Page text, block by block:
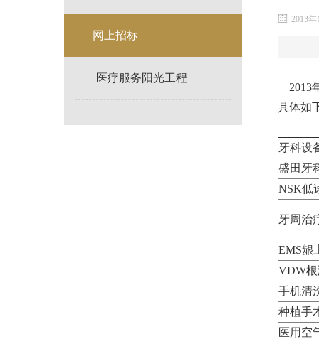
网上招标
医疗服务阳光工程
2013
2013
具体如
牙科设
盛田牙
NSK低
牙周
EMS龈
VDW
手机清
种植手
医用